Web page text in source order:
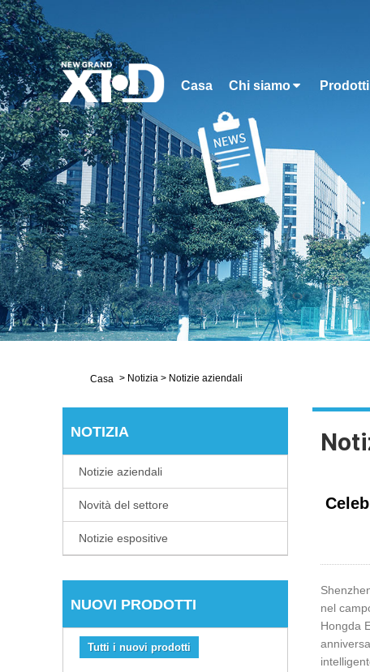
Casa Chi siamo Prodotti
Casa > Notizia > Notizie aziendali
NOTIZIA
Notizie aziendali
Novità del settore
Notizie espositive
NUOVI PRODOTTI
Tutti i nuovi prodotti
nel
Hongda